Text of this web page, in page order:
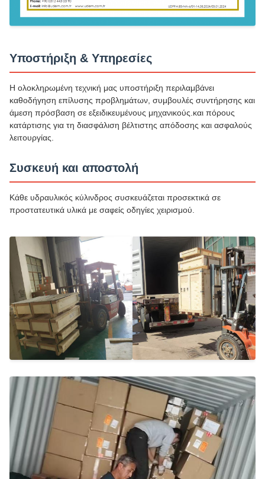
Υποστήριξη & Υπηρεσίες
Η ολοκληρωμένη τεχνική μας υποστήριξη περιλαμβάνει
καθοδήγηση επίλυσης προβλημάτων, συμβουλές συντήρησης και
άμεση πρόσβαση σε εξειδικευμένους μηχανικούς.και πόρους
κατάρτισης για τη διασφάλιση βέλτιστης απόδοσης και ασφαλούς
λειτουργίας.
Συσκευή και αποστολή
Κάθε υδραυλικός κύλινδρος συσκευάζεται προσεκτικά σε
προστατευτικά υλικά με σαφείς οδηγίες χειρισμού.